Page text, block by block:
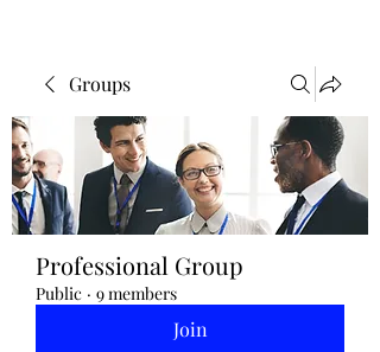
jennifermcchesney@yahoo.com
(604) 445-2082
Groups
Professional Group
Public · 9 members
Join